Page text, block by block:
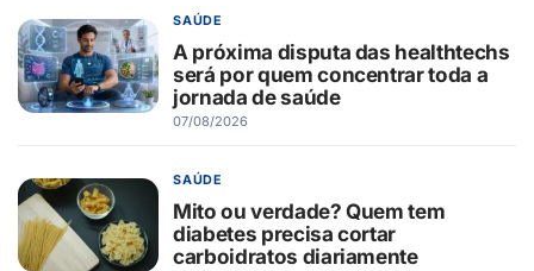
SAÚDE
A próxima disputa das healthtechs
será por quem concentrar toda a
jornada de saúde
07/08/2026
SAÚDE
Mito ou verdade? Quem tem
diabetes precisa cortar
carboidratos diariamente